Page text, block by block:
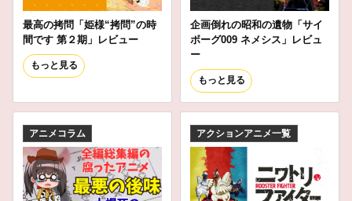
最高の拷問「姫様“拷問”の時
間です 第２期」レビュー
もっと見る
企画倒れの昭和の遺物「サイ
ボーグ009 ネメシス」レビュ
ー
もっと見る
アニメコラム アクションアニメ一覧